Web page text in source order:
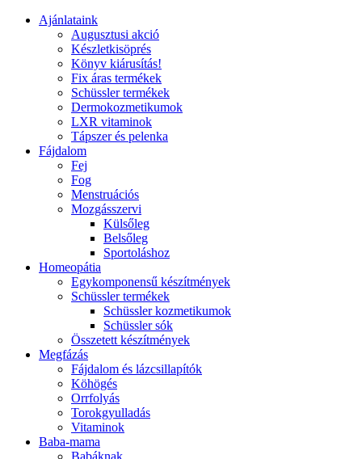
Ajánlataink
Augusztusi akció
Készletkisöprés
Könyv kiárusítás!
Fix áras termékek
Schüssler termékek
Dermokozmetikumok
LXR vitaminok
Tápszer és pelenka
Fájdalom
Fej
Fog
Menstruációs
Mozgásszervi
Külsőleg
Belsőleg
Sportoláshoz
Homeopátia
Egykomponensű készítmények
Schüssler termékek
Schüssler kozmetikumok
Schüssler sók
Összetett készítmények
Megfázás
Fájdalom és lázcsillapítók
Köhögés
Orrfolyás
Torokgyulladás
Vitaminok
Baba-mama
Babáknak